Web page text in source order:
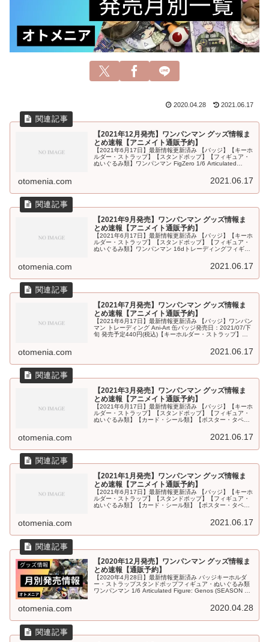
2020.04.28 2021.06.17
【2021年12月発売】ワンパンマン グッズ情報ま
とめ速報【アニメイト通販予約】
【2021年6月17日】最新情報更新済み 【バッジ】【キーホ
ルダー・ストラップ】【スタンドポップ】【フィギュア・
ぬいぐるみ類】ワンパンマン FigZero 1/6 Articulated
otomenia.com 2021.06.17
【2021年9月発売】ワンパンマン グッズ情報ま
とめ速報【アニメイト通販予約】
【2021年6月17日】最新情報更新済み 【バッジ】【キーホ
ルダー・ストラップ】【スタンドポップ】【フィギュア・
ぬいぐるみ類】ワンパンマン 16dトレーディングフィギュ
otomenia.com 2021.06.17
【2021年7月発売】ワンパンマン グッズ情報ま
とめ速報【アニメイト通販予約】
【2021年6月17日】最新情報更新済み 【バッジ】ワンパン
マン トレーディング Ani-Art 缶バッジ発売日：2021/07/下
旬 発売予定440円(税込)【キーホルダー・ストラップ】
otomenia.com 2021.06.17
【2021年3月発売】ワンパンマン グッズ情報ま
とめ速報【アニメイト通販予約】
【2021年6月17日】最新情報更新済み 【バッジ】【キーホ
ルダー・ストラップ】【スタンドポップ】【フィギュア・
ぬいぐるみ類】【カード・シール類】【ポスター・タペス
otomenia.com 2021.06.17
【2021年1月発売】ワンパンマン グッズ情報ま
とめ速報【アニメイト通販予約】
【2021年6月17日】最新情報更新済み 【バッジ】【キーホ
ルダー・ストラップ】【スタンドポップ】【フィギュア・
ぬいぐるみ類】【カード・シール類】【ポスター・タペス
otomenia.com 2021.06.17
【2020年12月発売】ワンパンマン グッズ情報ま
とめ速報【通販予約】
【2020年4月28日】最新情報更新済み バッジキーホルダ
ー・ストラップスタンドポップフィギュア・ぬいぐるみ類
ワンパンマン 1/6 Articulated Figure: Genos (SEASON 2)
otomenia.com 2020.04.28